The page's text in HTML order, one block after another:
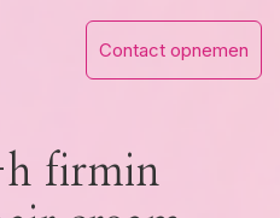
Contact opnemen
firmin